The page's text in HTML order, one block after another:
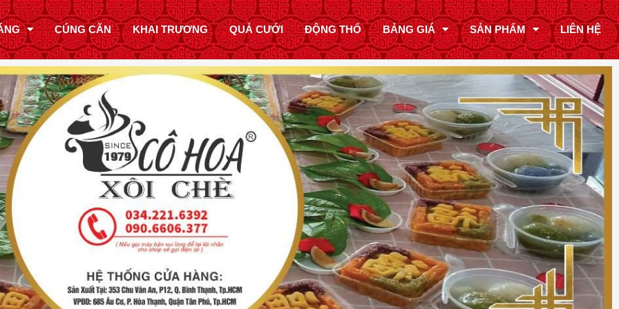
CÚNG CĂN KHAI TRƯƠNG QUẢ CƯỚI ĐỘNG THỔ BẢNG GIÁ SẢN PHẨM LIÊN HỆ